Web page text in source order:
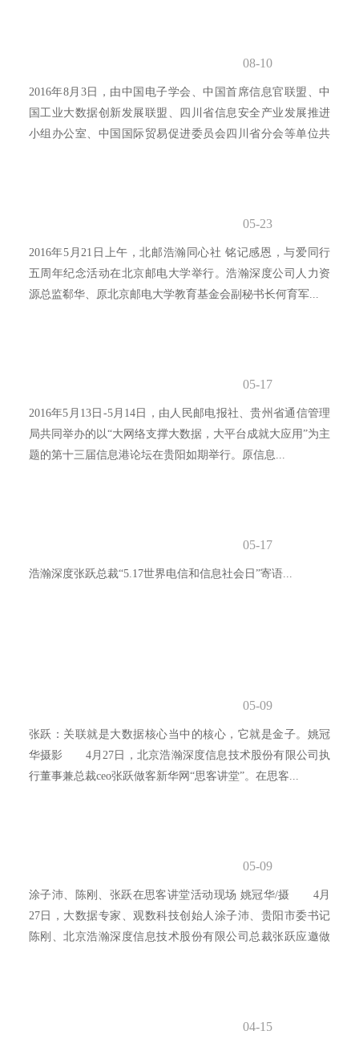
08-10
2016年8月3日，由中国电子学会、中国首席信息官联盟、中
国工业大数据创新发展联盟、四川省信息安全产业发展推进
小组办公室、中国国际贸易促进委员会四川省分会等单位共
05-23
2016年5月21日上午，北邮浩瀚同心社 铭记感恩，与爱同行
五周年纪念活动在北京邮电大学举行。浩瀚深度公司人力资
源总监郗华、原北京邮电大学教育基金会副秘书长何育军...
05-17
2016年5月13日-5月14日，由人民邮电报社、贵州省通信管理
局共同举办的以“大网络支撑大数据，大平台成就大应用”为主
题的第十三届信息港论坛在贵阳如期举行。原信息...
05-17
浩瀚深度张跃总裁“5.17世界电信和信息社会日”寄语...
05-09
张跃：关联就是大数据核心当中的核心，它就是金子。姚冠
华摄影 4月27日，北京浩瀚深度信息技术股份有限公司执
行董事兼总裁ceo张跃做客新华网“思客讲堂”。在思客...
05-09
涂子沛、陈刚、张跃在思客讲堂活动现场 姚冠华/摄 4月
27日，大数据专家、观数科技创始人涂子沛、贵阳市委书记
陈刚、北京浩瀚深度信息技术股份有限公司总裁张跃应邀做
04-15